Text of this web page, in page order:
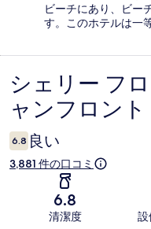
ビーチにあり、ビー
す。このホテルは一
口
コ
ミ
シェリー フ
ャンフロン
6.8 良い
3,881 件の口コミ
6.8
清潔度 設